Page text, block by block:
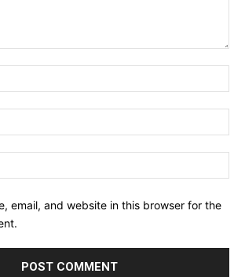
email, and website in this browser for the